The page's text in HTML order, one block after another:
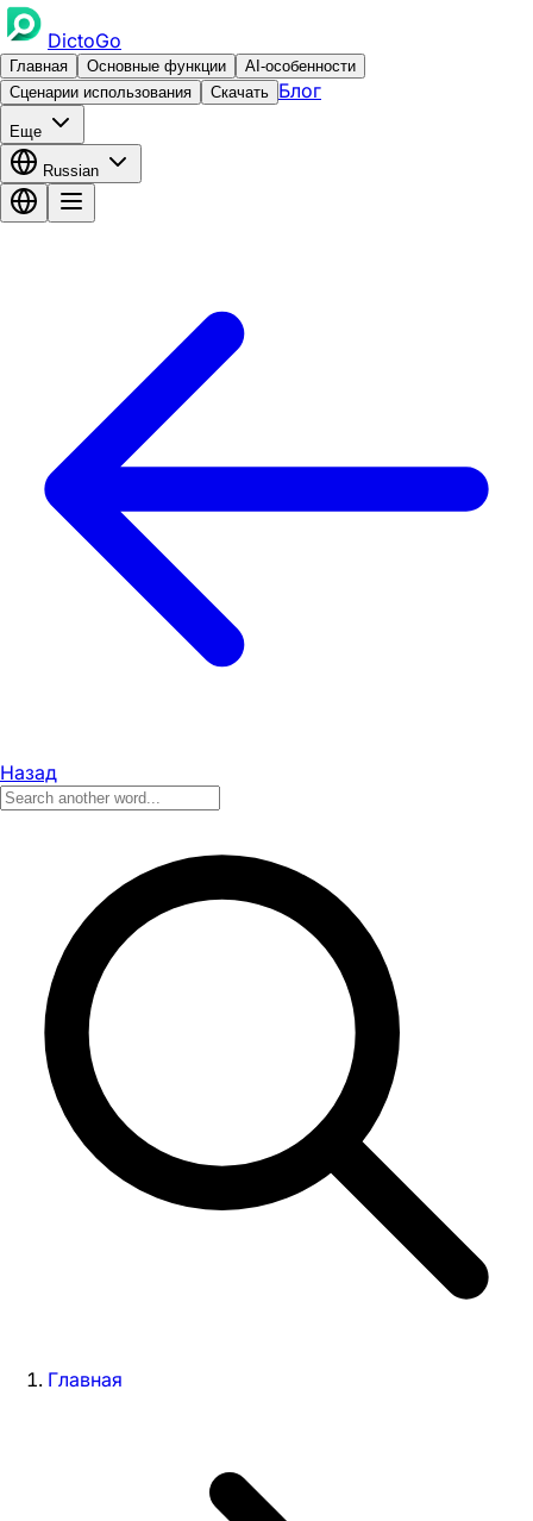
DictoGo
Главная Основные функции
AI-особенности
Сценарии использования
Скачать Блог
Еще
Russian
Назад
Главная